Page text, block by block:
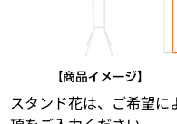
スタンド花は、ご希望